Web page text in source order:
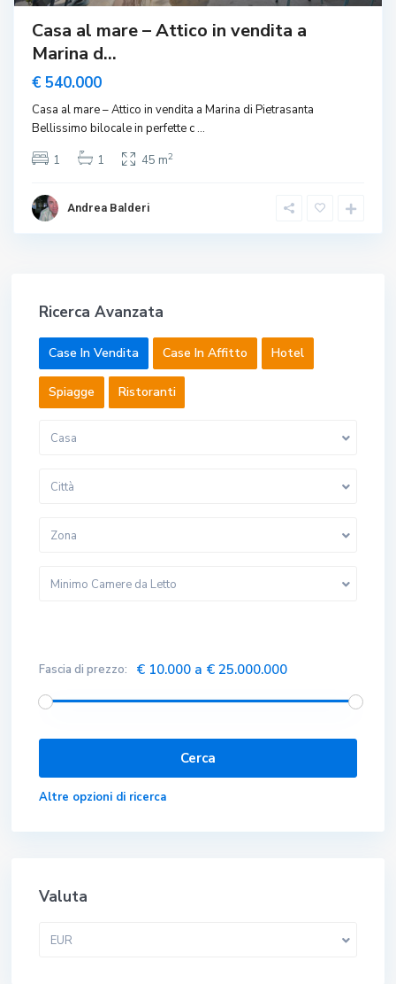
Casa al mare – Attico in vendita a
Marina d...
€ 540.000
Casa al mare – Attico in vendita a Marina di Pietrasanta
Bellissimo bilocale in perfette c...
1
1 45 m2
Andrea Balderi
Ricerca Avanzata
Case In Vendita Case In Affitto Hotel
Spiagge Ristoranti
Casa
Città
Zona
Minimo Camere da Letto
Fascia di prezzo: € 10.000 a € 25.000.000
Altre opzioni di ricerca
Valuta
EUR